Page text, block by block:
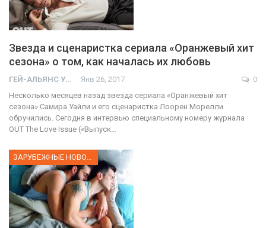
Звезда и сценаристка сериала «Оранжевый хит
сезона» о том, как началась их любовь
ГЕЙ-АЛЬЯНС УКРАИНА Янв 26, 2017
0
Несколько месяцев назад звезда сериала «Оранжевый хит
сезона» Самира Уайли и его сценаристка Лоорен Морелли
обручились. Сегодня в интервью специальному номеру журнала
OUT The Love Issue («Выпуск…
ЗАРУБЕЖНЫЕ НОВОСТИ